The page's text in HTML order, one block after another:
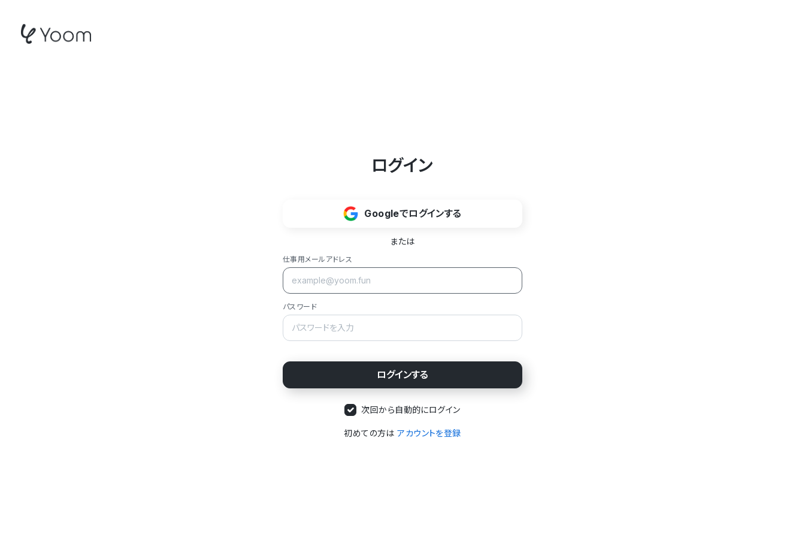
ログイン
Googleでログインする
または
仕事用メールアドレス
パスワード
次回から自動的にログイン
初めての方はアカウントを登録